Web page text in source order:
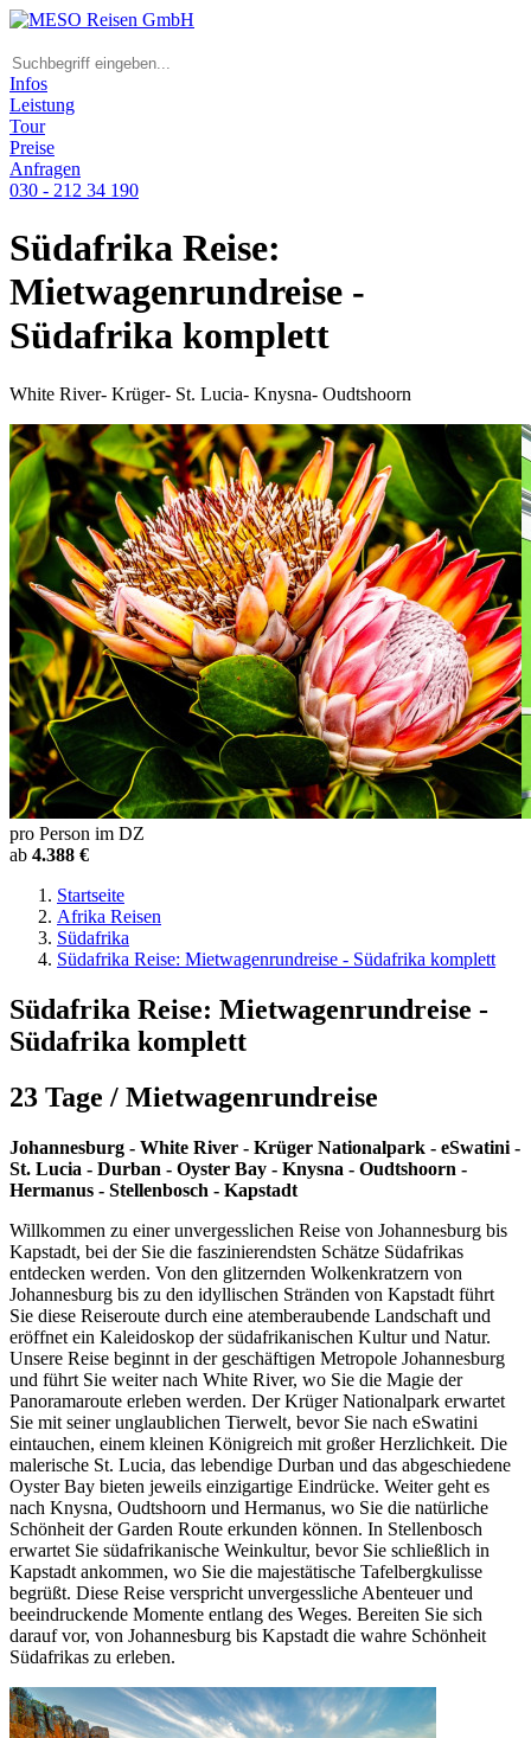
Infos
Leistung
Tour
Preise
Anfragen
030 - 212 34 190
Südafrika Reise:
Mietwagenrundreise -
Südafrika komplett
White River- Krüger- St. Lucia- Knysna- Oudtshoorn
pro Person im DZ
ab 4.388 €
Startseite
Afrika Reisen
Südafrika
Südafrika Reise: Mietwagenrundreise - Südafrika komplett
Südafrika Reise: Mietwagenrundreise -
Südafrika komplett
23 Tage / Mietwagenrundreise
Johannesburg - White River - Krüger Nationalpark - eSwatini -
St. Lucia - Durban - Oyster Bay - Knysna - Oudtshoorn -
Hermanus - Stellenbosch - Kapstadt
Willkommen zu einer unvergesslichen Reise von Johannesburg bis
Kapstadt, bei der Sie die faszinierendsten Schätze Südafrikas
entdecken werden. Von den glitzernden Wolkenkratzern von
Johannesburg bis zu den idyllischen Stränden von Kapstadt führt
Sie diese Reiseroute durch eine atemberaubende Landschaft und
eröffnet ein Kaleidoskop der südafrikanischen Kultur und Natur.
Unsere Reise beginnt in der geschäftigen Metropole Johannesburg
und führt Sie weiter nach White River, wo Sie die Magie der
Panoramaroute erleben werden. Der Krüger Nationalpark erwartet
Sie mit seiner unglaublichen Tierwelt, bevor Sie nach eSwatini
eintauchen, einem kleinen Königreich mit großer Herzlichkeit. Die
malerische St. Lucia, das lebendige Durban und das abgeschiedene
Oyster Bay bieten jeweils einzigartige Eindrücke. Weiter geht es
nach Knysna, Oudtshoorn und Hermanus, wo Sie die natürliche
Schönheit der Garden Route erkunden können. In Stellenbosch
erwartet Sie südafrikanische Weinkultur, bevor Sie schließlich in
Kapstadt ankommen, wo Sie die majestätische Tafelbergkulisse
begrüßt. Diese Reise verspricht unvergessliche Abenteuer und
beeindruckende Momente entlang des Weges. Bereiten Sie sich
darauf vor, von Johannesburg bis Kapstadt die wahre Schönheit
Südafrikas zu erleben.